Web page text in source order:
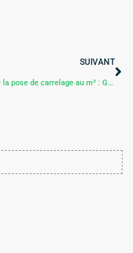
SUIVANT
Prix de la pose de carrelage au m² : Guide complet pour estimer votre budget (2026)